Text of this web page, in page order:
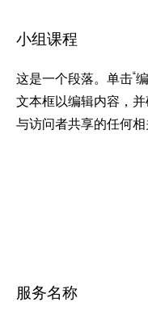
小组课程
这是一个段落。单击“
文本框以编辑内容，
与访问者共享的任何相
服务名称